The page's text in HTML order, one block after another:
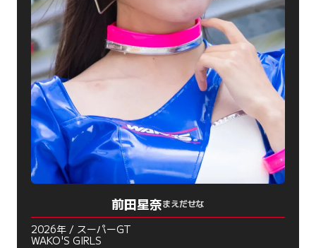
前田星奈まえだせな
2026年 / スーパーGT
WAKO'S GIRLS